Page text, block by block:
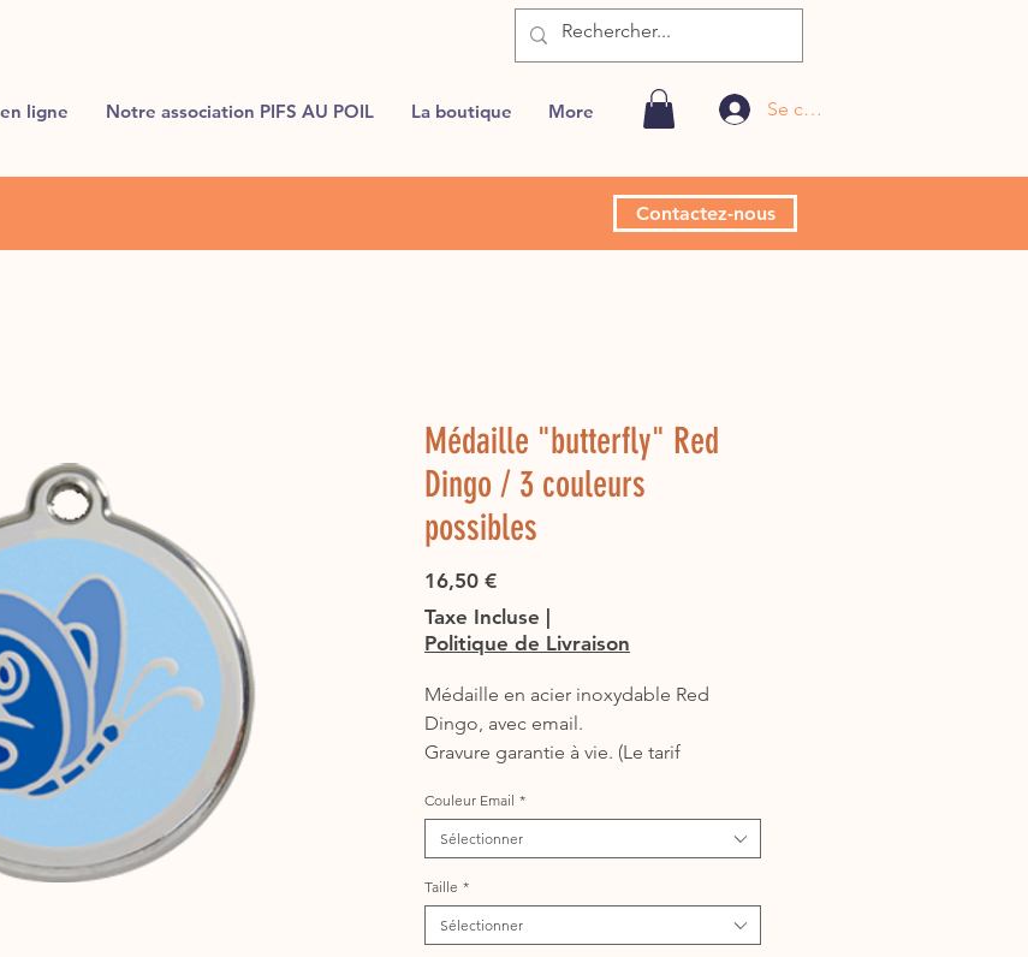
ligne Notre association PIFS AU POIL La boutique More Se connecter
Contactez-nous
Médaille "butterfly" Red
Dingo / 3 couleurs
possibles
16,50 €Prix
Taxe Incluse
Politique de Livraison
Médaille en acier inoxydable Red
Dingo, avec email.
Gravure garantie à vie. (Le tarif
(chats : prendre la plus petite taille)
3 lignes de gravure possibles (nom+ 2
Un doute sur la couleur ? Appelez-
nous !
Couleur Email *
Sélectionner
Taille *
Sélectionner